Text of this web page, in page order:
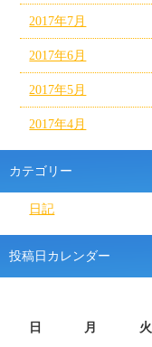
2017年7月
2017年6月
2017年5月
2017年4月
カテゴリー
日記
投稿日カレンダー
日 月 火